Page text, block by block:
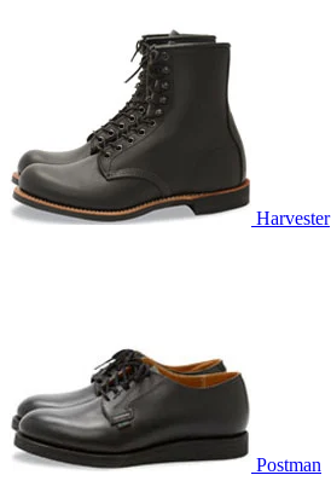
Harvester
Postman